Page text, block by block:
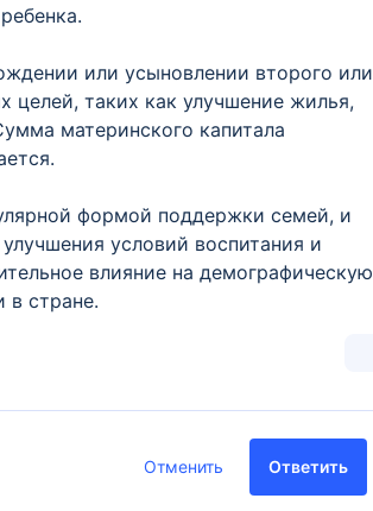
или усыновлении второго или
таких как улучшение жилья,
материнского капитала
формой поддержки семей, и
условий воспитания и
влияние на демографическую
в стране.
Отменить Ответить